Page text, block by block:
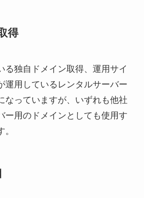
得
る独自ドメイン取得、運用サイ
運用しているレンタルサーバー
なっていますが、いずれも他社
ー用のドメインとしても使用す